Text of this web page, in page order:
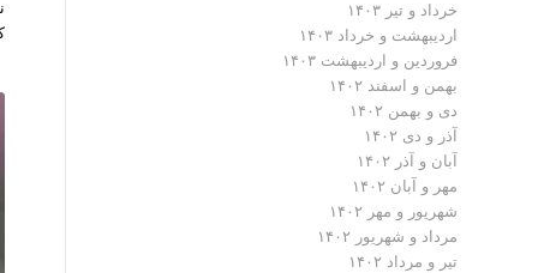
خرداد و تیر ۱۴۰۳
اردیبهشت و خرداد ۱۴۰۳
فروردین و اردیبهشت ۱۴۰۳
بهمن و اسفند ۱۴۰۲
دی و بهمن ۱۴۰۲
آذر و دی ۱۴۰۲
آبان و آذر ۱۴۰۲
مهر و آبان ۱۴۰۲
شهریور و مهر ۱۴۰۲
مرداد و شهریور ۱۴۰۲
تیر و مرداد ۱۴۰۲